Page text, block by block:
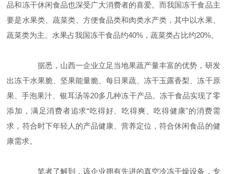
品和冻干休闲食品也深受广大消费者的喜爱。而我国冻干食品主
要是水果类、蔬菜类、方便食品类和肉类水产类，其中以水果、
蔬菜类为主。水果占我国冻干食品约40%，蔬菜类占比约20%。
据悉，山西一企业立足当地果蔬产量丰富的优势，研发
出冻干水果脆、坚果能量脆、每日果蔬、冻干玉露香梨、冻干原
果、手泡果汁、银耳汤等20多几种冻干产品。冻干食品实现了零
添加，满足消费者追求“吃得好、吃得爽、吃得健康"的消费需
求，符合时下年轻人的产品健康、营养定位，符合休闲食品的健
康需求。
笔者了解到，该企业拥有先进的真空冷冻干燥设备，专